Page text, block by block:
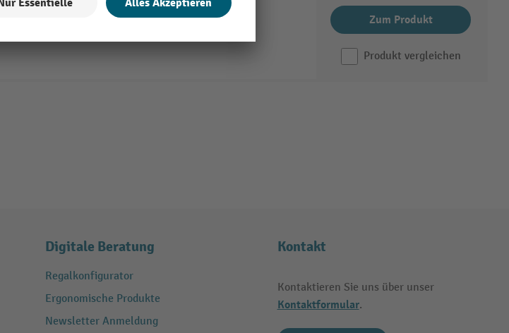
Zum Produkt
Produkt vergleichen
Digitale Beratung
Regalkonfigurator
Ergonomische Produkte
Newsletter Anmeldung
Kontakt
Kontaktieren Sie uns über unser
Kontaktformular.